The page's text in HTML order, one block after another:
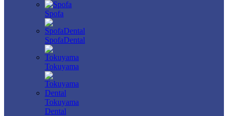
Spofa
SpofaDental
Tokuyama
Tokuyama
Dental